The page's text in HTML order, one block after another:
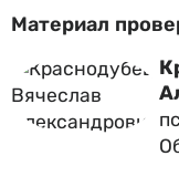
Материал